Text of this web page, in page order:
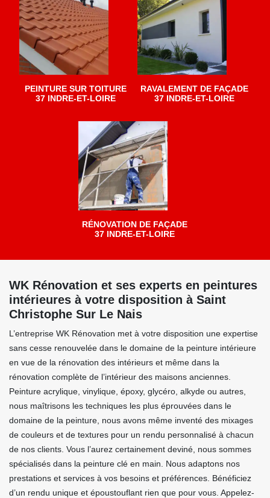
PEINTURE SUR TOITURE
37 INDRE-ET-LOIRE
RAVALEMENT DE FAÇADE
37 INDRE-ET-LOIRE
RÉNOVATION DE FAÇADE
37 INDRE-ET-LOIRE
WK Rénovation et ses experts en peintures
intérieures à votre disposition à Saint
Christophe Sur Le Nais
L’entreprise WK Rénovation met à votre disposition une expertise
sans cesse renouvelée dans le domaine de la peinture intérieure
en vue de la rénovation des intérieurs et même dans la
rénovation complète de l’intérieur des maisons anciennes.
Peinture acrylique, vinylique, époxy, glycéro, alkyde ou autres,
nous maîtrisons les techniques les plus éprouvées dans le
domaine de la peinture, nous avons même inventé des mixages
de couleurs et de textures pour un rendu personnalisé à chacun
de nos clients. Vous l’aurez certainement deviné, nous sommes
spécialisés dans la peinture clé en main. Nous adaptons nos
prestations et services à vos besoins et préférences. Bénéficiez
d’un rendu unique et époustouflant rien que pour vous. Appelez-